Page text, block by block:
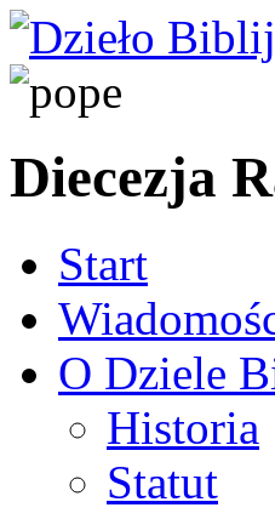
Diecezja
Start
O Dziele
Historia
Statut